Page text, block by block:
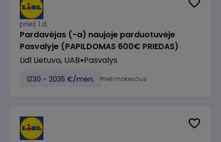
prieš 1 d.
Pardavėjas (-a) naujoje parduotuvėje
Pasvalyje (PAPILDOMAS 600€ PRIEDAS)
Lidl Lietuva, UAB Pasvalys
1230 - 2035 €/mėn. Prieš mokesčius